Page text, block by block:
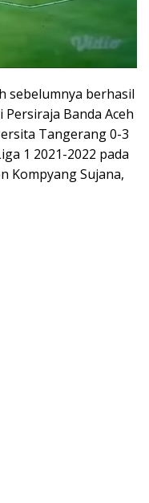
sebelumnya berhasil
Banda Aceh
Tangerang 0-3
1 2021-2022 pada
Kompyang Sujana,